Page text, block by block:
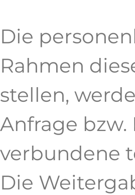
Die
Rahmen
stellen,
Anfrage
verbundene
Die